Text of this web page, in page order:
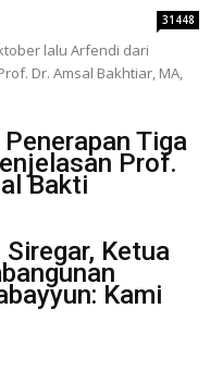
31448
lalu Arfendi dari
Dr. Amsal Bakhtiar, MA,
Tiga
Prof.
Bakti
Ketua
Kami